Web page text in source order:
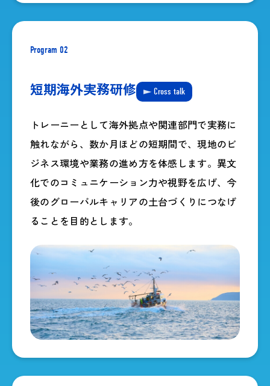
Program 02
短期海外実務研修 Cross talk
トレーニーとして海外拠点や関連部門で実務に
触れながら、数か月ほどの短期間で、現地のビ
ジネス環境や業務の進め方を体感します。異文
化でのコミュニケーション力や視野を広げ、今
後のグローバルキャリアの土台づくりにつなげ
ることを目的とします。